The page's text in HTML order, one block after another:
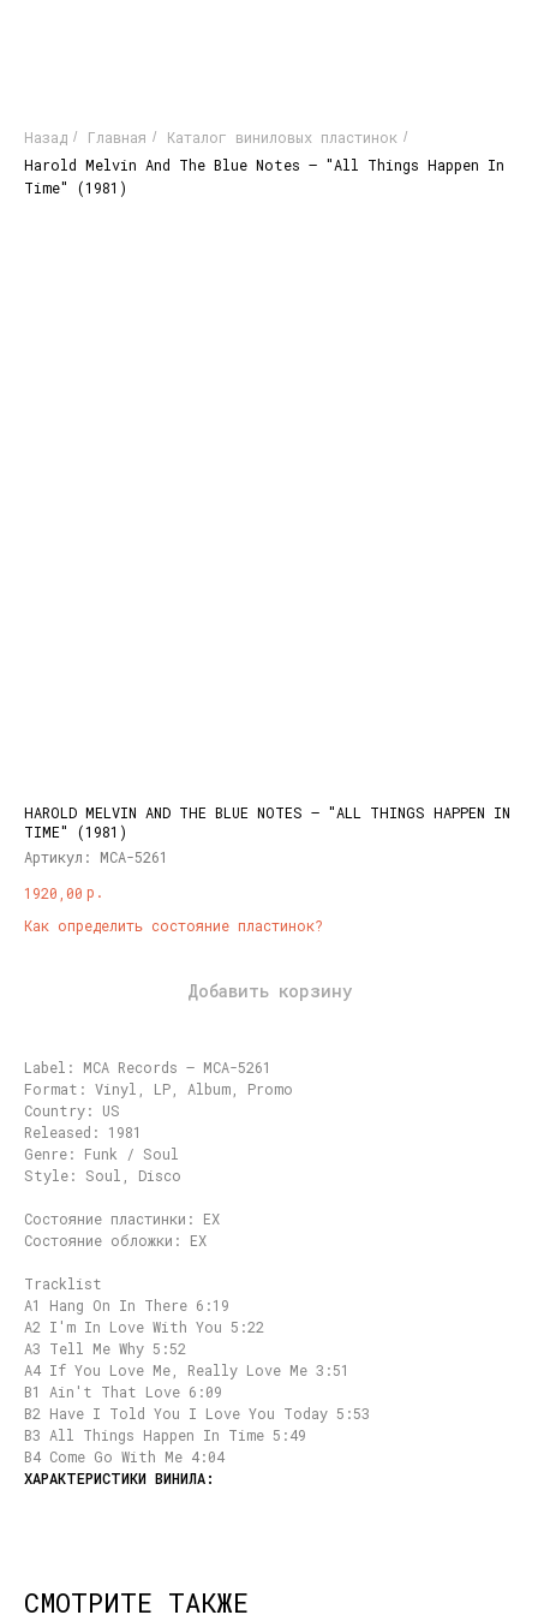
Назад / Главная / Каталог виниловых пластинок /
Harold Melvin And The Blue Notes – "All Things Happen In
Time" (1981)
HAROLD MELVIN AND THE BLUE NOTES – "ALL THINGS HAPPEN IN
TIME" (1981)
Артикул: MCA-5261
1920,00 р.
Как определить состояние пластинок?
Добавить корзину
Label: MCA Records – MCA-5261
Format: Vinyl, LP, Album, Promo
Country: US
Released: 1981
Genre: Funk / Soul
Style: Soul, Disco
Состояние пластинки: EX
Состояние обложки: EX
Tracklist
A1 Hang On In There 6:19
A2 I'm In Love With You 5:22
A3 Tell Me Why 5:52
A4 If You Love Me, Really Love Me 3:51
B1 Ain't That Love 6:09
B2 Have I Told You I Love You Today 5:53
B3 All Things Happen In Time 5:49
B4 Come Go With Me 4:04
СМОТРИТЕ ТАКЖЕ